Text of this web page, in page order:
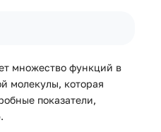
множество функций в
молекулы, которая
показатели,